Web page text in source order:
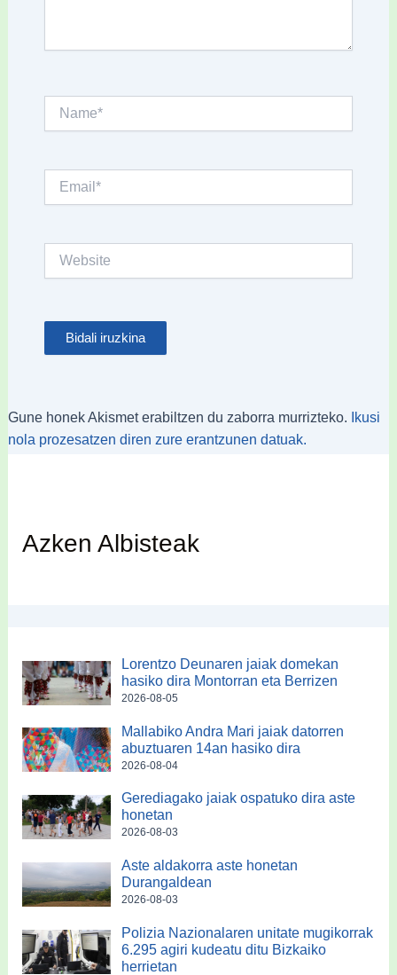
Gune honek Akismet erabiltzen du zaborra murrizteko.
Ikusi
nola prozesatzen diren zure erantzunen datuak.
Azken Albisteak
Lorentzo Deunaren jaiak domekan
hasiko dira Montorran eta Berrizen
2026-08-05
Mallabiko Andra Mari jaiak datorren
abuztuaren 14an hasiko dira
2026-08-04
Gerediagako jaiak ospatuko dira aste
honetan
2026-08-03
Aste aldakorra aste honetan
Durangaldean
2026-08-03
Polizia Nazionalaren unitate mugikorrak
6.295 agiri kudeatu ditu Bizkaiko
herrietan